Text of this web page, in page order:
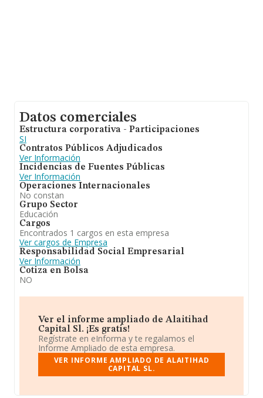
Datos comerciales
Estructura corporativa - Participaciones
SI
Contratos Públicos Adjudicados
Ver Información
Incidencias de Fuentes Públicas
Ver Información
Operaciones Internacionales
No constan
Grupo Sector
Educación
Cargos
Encontrados 1 cargos en esta empresa
Ver cargos de Empresa
Responsabilidad Social Empresarial
Ver Información
Cotiza en Bolsa
NO
Ver el informe ampliado de Alaitihad
Capital Sl. ¡Es gratis!
Regístrate en eInforma y te regalamos el
Informe Ampliado de esta empresa.
VER INFORME AMPLIADO DE ALAITIHAD
CAPITAL SL.